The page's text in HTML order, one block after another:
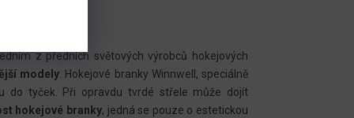
z předních světových výrobců hokejových
modely . Hokejové branky Winnwell, speciálně
do tyček. Při opravdu tvrdé střele může dojít
hokejové branky, jedná se pouze o estetickou